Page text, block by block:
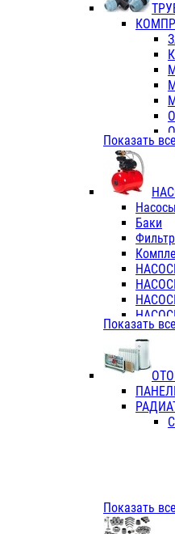
Хоз.
ЭЛ.
ТРУБЫ
Показать все
Насосы
Баки
Показать все
Показать все